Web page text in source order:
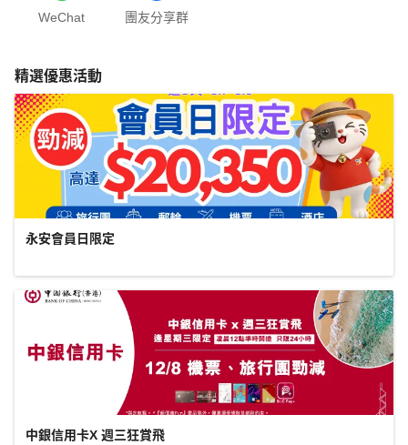
WeChat 團友分享群
精選優惠活動
永安會員日限定
中銀信用卡X 週三狂賞飛